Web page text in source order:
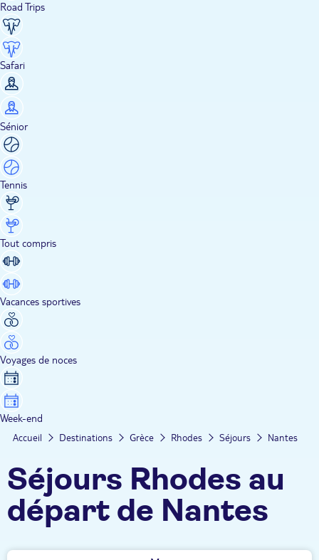
Road Trips
Safari
Sénior
Tennis
Tout compris
Vacances sportives
Voyages de noces
Week-end
Accueil Destinations Grèce Rhodes Séjours Nantes
Séjours Rhodes au
départ de Nantes